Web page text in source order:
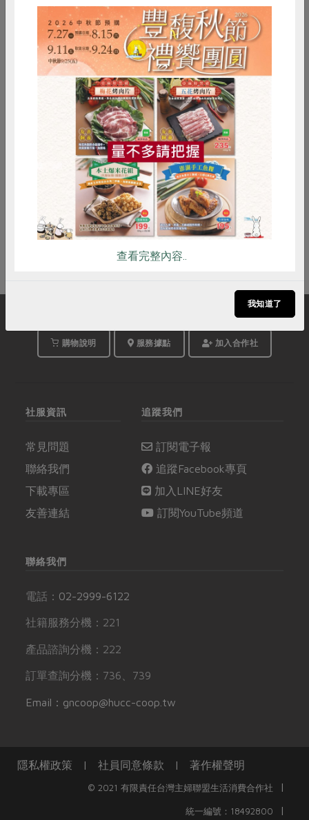
樂齡友善
活動報下載
社務會議
三葉十月區會
時間 2026-10-01
10:00-12:00
地點 線上
即將開始
購物說明 服務據點 加入合作社
社服資訊
常見問題
聯絡我們
下載專區
友善連結
追蹤我們
訂閱電子報
追蹤Facebook專頁
加入LINE好友
訂閱YouTube頻道
聯絡我們
電話： 02-2999-6122
社籍服務分機：221
產品諮詢分機：222
訂單查詢分機：736、739
Email：gncoop@hucc-coop.tw
隱私權政策 | 社員同意條款 | 著作權聲明
© 2021 有限責任台灣主婦聯盟生活消費合作社 |
統一編號：18492800 |
RPET 食譜 減硝酸鹽
雞蛋 食安 共同購買
查看完整內容..
我知道了